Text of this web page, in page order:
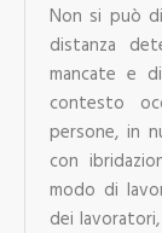
Non si può
distanza
mancate e
contesto
persone, in
con
modo di
dei